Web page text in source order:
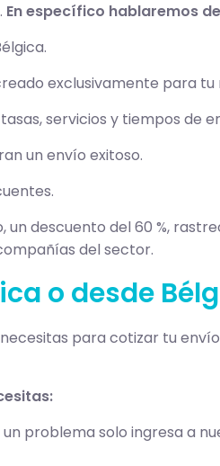
En específico hablaremos
exclusivamente para tu
servicios y tiempos de
un envío exitoso.
descuento del 60 %,
del sector.
o desde
para cotizar tu
problema solo ingresa a